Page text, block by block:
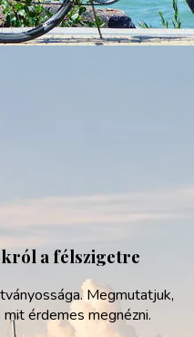
a félszigetre
Megmutatjuk,
érdemes megnézni.